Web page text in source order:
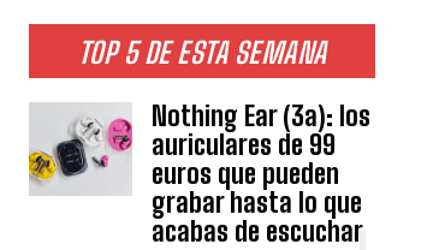
TOP 5 DE ESTA SEMANA
Nothing Ear (3a): los
auriculares de 99
euros que pueden
grabar hasta lo que
acabas de escuchar